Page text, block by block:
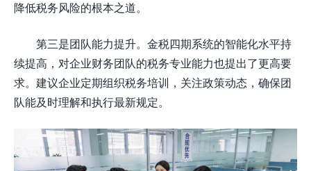
降低税务风险的根本之道。
第三是团队能力提升。金税四期系统的智能化水平持
续提高，对企业财务团队的税务专业能力也提出了更高要
求。建议企业定期组织税务培训，关注政策动态，确保团
队能及时理解和执行最新规定。